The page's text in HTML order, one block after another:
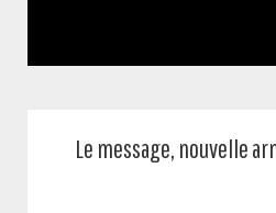
Le message, nouvelle